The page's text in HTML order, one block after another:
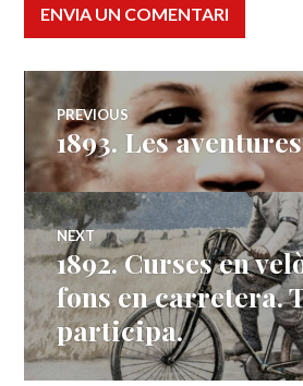
Navegació
d'entrades
PREVIOUS
Previous
post:
1893. Les
NEXT
Next
post:
1892. Curses en
fons en carretera.
participa.